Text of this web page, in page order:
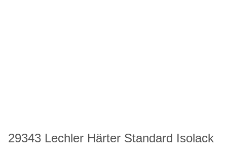
29343 Lechler Härter Standard Isolack